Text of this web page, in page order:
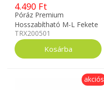
4.490 Ft
Póráz Premium
Hosszabítható M-L Fekete
TRX200501
TRX200501
akciós